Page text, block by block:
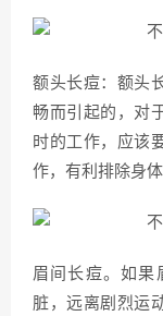
额头长痘：额头
畅而引起的，对
时的工作，应该
作，有利排除身体
眉间长痘。如果
脏，远离剧烈运